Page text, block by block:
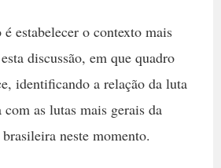
estabelecer o contexto mais
discussão, em que quadro
identificando a relação da luta
com as lutas mais gerais da
neste momento.